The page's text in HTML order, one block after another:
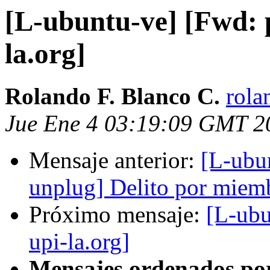
[L-ubuntu-ve] [Fwd:
la.org]
Rolando F. Blanco C.
Jue Ene 4 03:19:09 GMT
Mensaje anterior: [L-
unplug] Delito por
Próximo mensaje: [L-
upi-la.org]